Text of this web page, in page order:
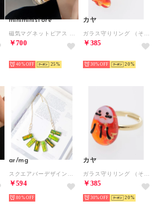
miniministore
￥700
40% 25
カヤ
￥385
30% 20
ar/mg
￥594
80%
カヤ
￥385
30% 20